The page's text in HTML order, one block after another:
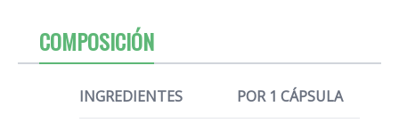
COMPOSICIÓN
INGREDIENTES POR 1 CÁPSULA